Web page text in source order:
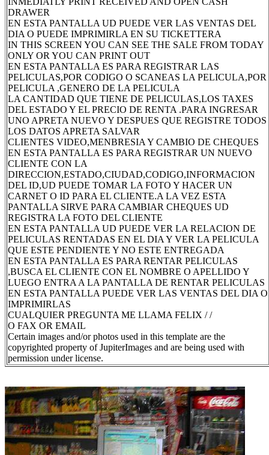
DRAWER
EN ESTA PANTALLA UD PUEDE VER LAS VENTAS DEL
DIA O PUEDE IMPRIMIRLA EN SU TICKETTERA
IN THIS SCREEN YOU CAN SEE THE SALE FROM TODAY
ONLY OR YOU CAN PRINT OUT
EN ESTA PANTALLA ES PARA REGISTRAR LAS
PELICULAS,POR CODIGO O SCANEAS LA PELICULA,POR
PELICULA ,GENERO DE LA PELICULA
LA CANTIDAD QUE TIENE DE PELICULAS,LOS TAXES
DEL ESTADO Y EL PRECIO DE RENTA .PARA INGRESAR
UNO APRETA NUEVO Y DESPUES QUE REGISTRE TODOS
LOS DATOS APRETA SALVAR
CLIENTES VIDEO,MENBRESIA Y CAMBIO DE CHEQUES
EN ESTA PANTALLA ES PARA REGISTRAR UN NUEVO
CLIENTE CON LA
DIRECCION,ESTADO,CIUDAD,CODIGO,INFORMACION
DEL ID,UD PUEDE TOMAR LA FOTO Y HACER UN
CARNET O ID PARA EL CLIENTE.A LA VEZ ESTA
PANTALLA SIRVE PARA CAMBIAR CHEQUES UD
REGISTRA LA FOTO DEL CLIENTE
EN ESTA PANTALLA UD PUEDE VER LA RELACION DE
PELICULAS RENTADAS EN EL DIA Y VER LA PELICULA
QUE ESTE PENDIENTE Y NO ESTE ENTREGADA
EN ESTA PANTALLA ES PARA RENTAR PELICULAS
,BUSCA EL CLIENTE CON EL NOMBRE O APELLIDO Y
LUEGO ENTRA A LA PANTALLA DE RENTAR PELICULAS
EN ESTA PANTALLA PUEDE VER LAS VENTAS DEL DIA O
IMPRIMIRLAS
CUALQUIER PREGUNTA ME LLAMA FELIX / /
O FAX OR EMAIL
Certain images and/or photos used in this template are the
copyrighted property of JupiterImages and are being used with
permission under license.